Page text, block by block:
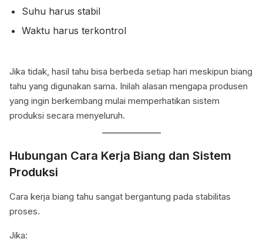
Suhu harus stabil
Waktu harus terkontrol
Jika tidak, hasil tahu bisa berbeda setiap hari meskipun biang
tahu yang digunakan sama. Inilah alasan mengapa produsen
yang ingin berkembang mulai memperhatikan sistem
produksi secara menyeluruh.
Hubungan Cara Kerja Biang dan Sistem
Produksi
Cara kerja biang tahu sangat bergantung pada stabilitas
proses.
Jika: